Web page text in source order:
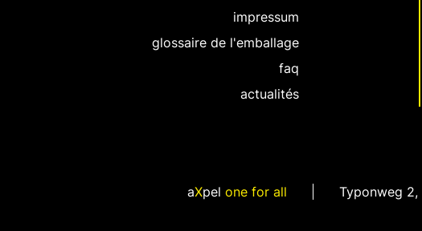
impressum
glossaire de l'emballage
faq
actualités
aXpel one for all Typonweg 2,